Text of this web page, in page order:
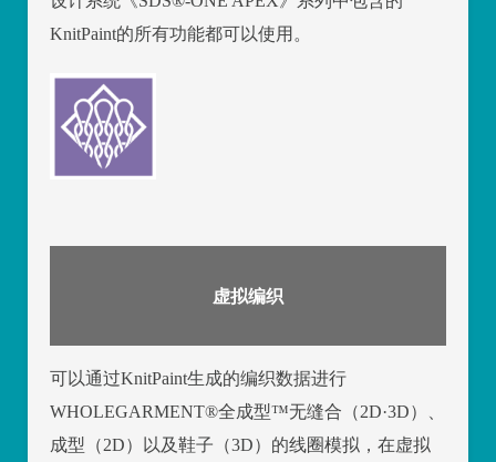
KnitPaint的所有功能都可以使用。
虚拟编织
可以通过KnitPaint生成的编织数据进行
WHOLEGARMENT®全成型™无缝合（2D·3D）、
成型（2D）以及鞋子（3D）的线圈模拟，在虚拟